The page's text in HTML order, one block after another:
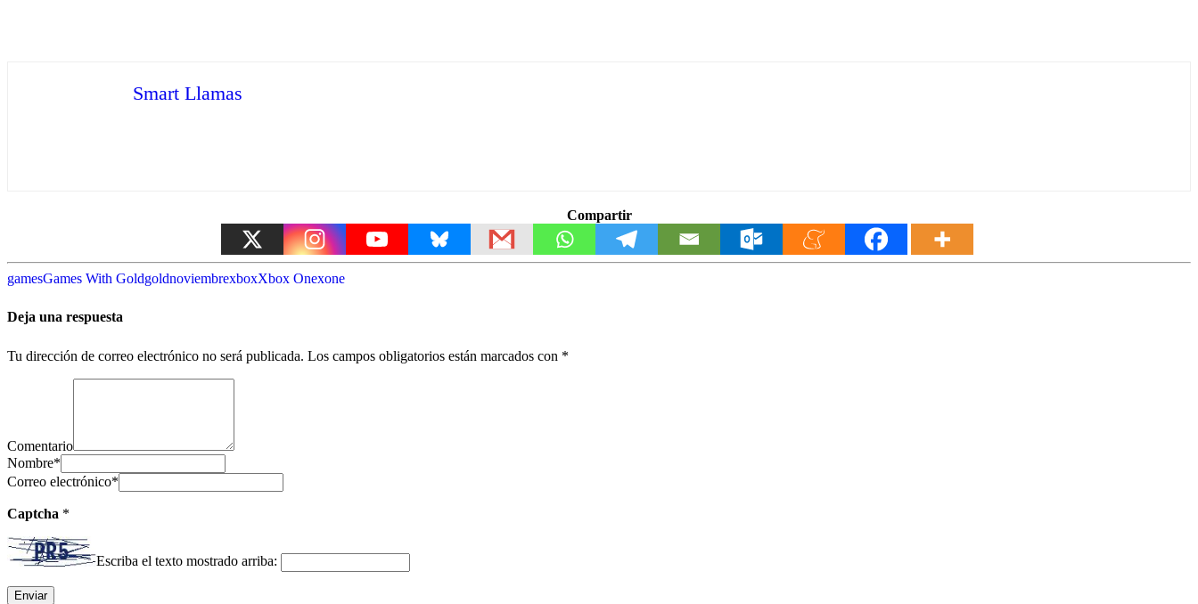
Smart Llamas
Compartir
gamesGames With GoldgoldnoviembrexboxXbox Onexone
Deja una respuesta
Tu dirección de correo electrónico no será publicada. Los campos obligatorios están marcados con *
Comentario
Nombre*
Correo electrónico*
Captcha *
Escriba el texto mostrado arriba: